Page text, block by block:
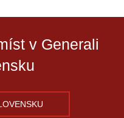
v Generali